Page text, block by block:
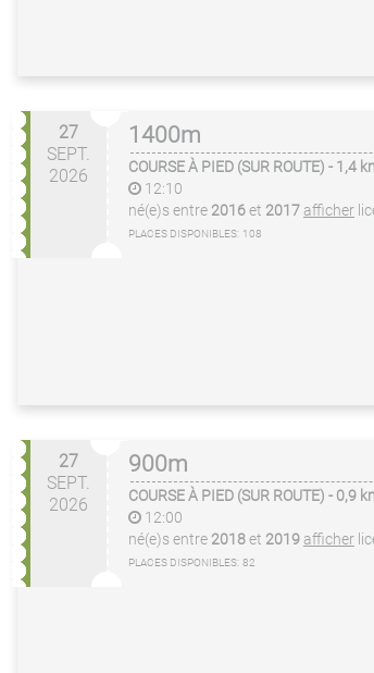
27
SEPT.
2026
1400m
COURSE À PIED (SUR ROUTE) - 1,4
12:10
né(e)s entre 2016et 2017afficher
PLACES DISPONIBLES: 108
27
SEPT.
2026
900m
COURSE À PIED (SUR ROUTE) - 0,9
12:00
né(e)s entre 2018et 2019afficher
PLACES DISPONIBLES: 82